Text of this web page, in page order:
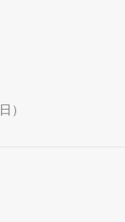
）